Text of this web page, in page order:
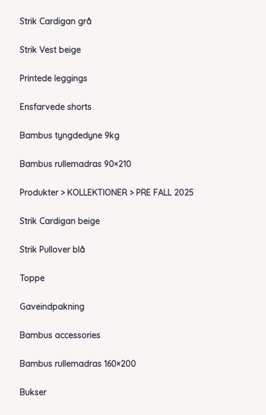
Strik Cardigan grå
Strik Vest beige
Printede leggings
Ensfarvede shorts
Bambus tyngdedyne 9kg
Bambus rullemadras 90×210
Produkter > KOLLEKTIONER > PRE FALL 2025
Strik Cardigan beige
Strik Pullover blå
Toppe
Gaveindpakning
Bambus accessories
Bambus rullemadras 160×200
Bukser